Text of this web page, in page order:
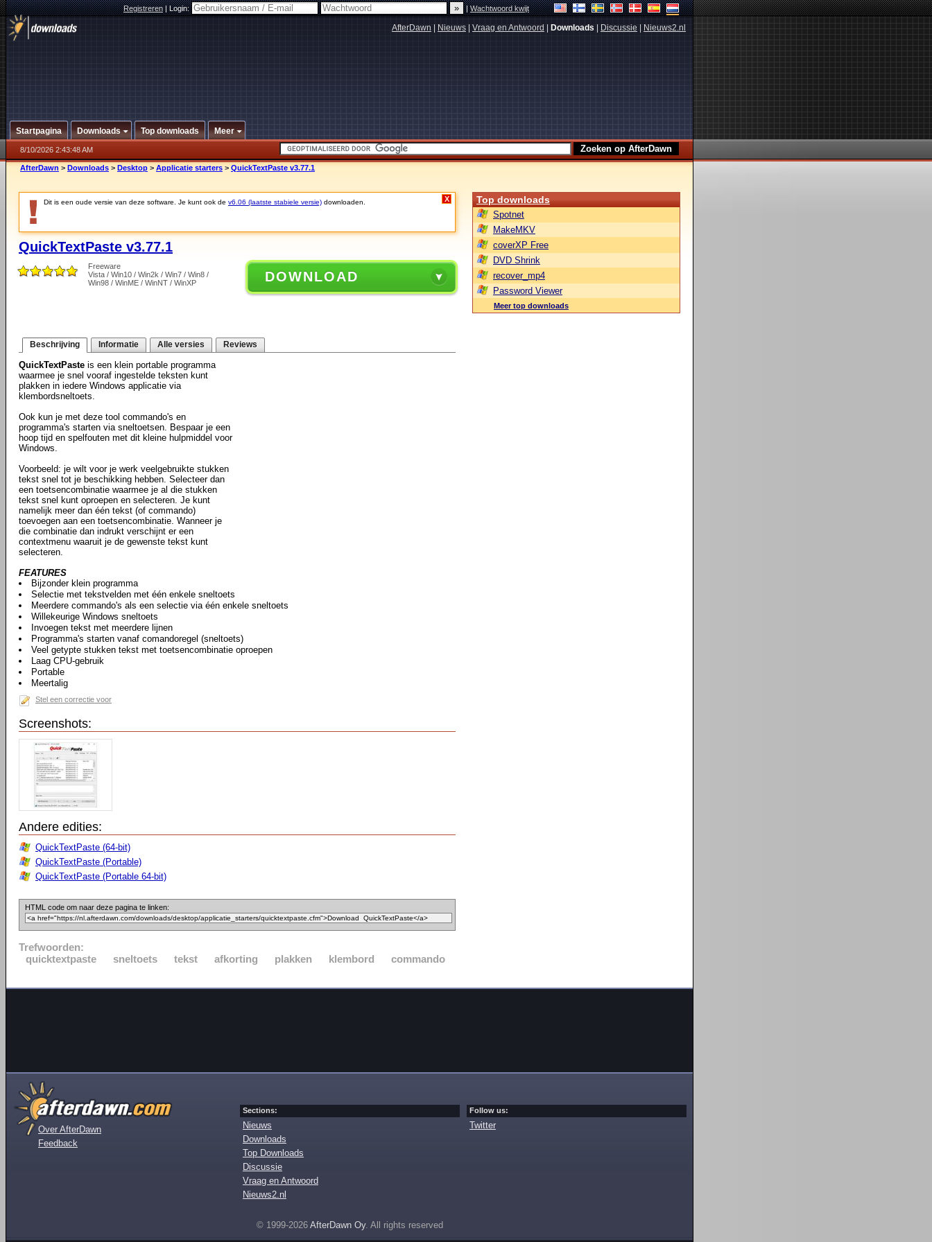
Registreren|Login: |Wachtwoord kwijt
AfterDawn Nieuws Vraag en Antwoord Downloads Discussie Nieuws2.nl
Startpagina Downloads Top downloads Meer
8/10/2026 2:43:48 AM
AfterDawn > Downloads > Desktop > Applicatie starters > QuickTextPaste v3.77.1
Dit is een oude versie van deze software. Je kunt ook de v6.06 (laatste stabiele versie) downloaden. X
QuickTextPaste v3.77.1
Freeware
Vista / Win10 / Win2k / Win7 / Win8 /
Win98 / WinME / WinNT / WinXP
DOWNLOAD
Beschrijving Informatie Alle versies Reviews
QuickTextPaste is een klein portable programma
waarmee je snel vooraf ingestelde teksten kunt
plakken in iedere Windows applicatie via
klembordsneltoets.
Ook kun je met deze tool commando's en
programma's starten via sneltoetsen. Bespaar je een
hoop tijd en spelfouten met dit kleine hulpmiddel voor
Windows.
Voorbeeld: je wilt voor je werk veelgebruikte stukken
tekst snel tot je beschikking hebben. Selecteer dan
een toetsencombinatie waarmee je al die stukken
tekst snel kunt oproepen en selecteren. Je kunt
namelijk meer dan één tekst (of commando)
toevoegen aan een toetsencombinatie. Wanneer je
die combinatie dan indrukt verschijnt er een
contextmenu waaruit je de gewenste tekst kunt
selecteren.
FEATURES
Bijzonder klein programma
Selectie met tekstvelden met één enkele sneltoets
Meerdere commando's als een selectie via één enkele sneltoets
Willekeurige Windows sneltoets
Invoegen tekst met meerdere lijnen
Programma's starten vanaf comandoregel (sneltoets)
Veel getypte stukken tekst met toetsencombinatie oproepen
Laag CPU-gebruik
Portable
Meertalig
Stel een correctie voor
Screenshots:
Andere edities:
QuickTextPaste (64-bit)
QuickTextPaste (Portable)
QuickTextPaste (Portable 64-bit)
HTML code om naar deze pagina te linken:
Trefwoorden:
quicktextpaste
sneltoets tekst afkorting plakken klembord commando
Top downloads
Spotnet
MakeMKV
coverXP Free
DVD Shrink
recover_mp4
Password Viewer
Meer top downloads
Over AfterDawn
Feedback
Sections:
Nieuws
Downloads
Top Downloads
Discussie
Vraag en Antwoord
Nieuws2.nl
Follow us:
Twitter
© 1999-2026 AfterDawn Oy. All rights reserved